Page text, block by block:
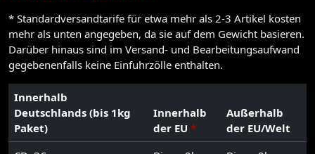
* Standardversandtarife für etwa mehr als 2-3 Artikel kosten
mehr als unten angegeben, da sie auf dem Gewicht basieren.
Darüber hinaus sind im Versand- und Bearbeitungsaufwand
gegebenenfalls keine Einfuhrzölle enthalten.
Innerhalb
Deutschlands (bis 1kg
Paket)
Innerhalb
der EU *
Außerhalb
der EU/Welt